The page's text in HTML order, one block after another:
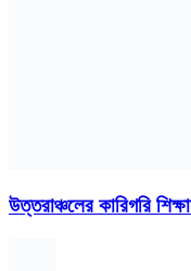
উত্তরাঞ্চলের কারিগরি